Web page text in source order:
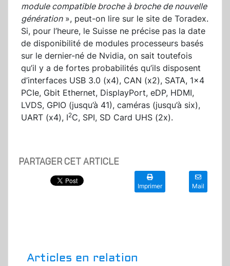
module compatible broche à broche de nouvelle
génération», peut-on lire sur le site de Toradex.
Si, pour l’heure, le Suisse ne précise pas la date
de disponibilité de modules processeurs basés
sur le dernier-né de Nvidia, on sait toutefois
qu’il y a de fortes probabilités qu’ils disposent
d’interfaces USB 3.0 (x4), CAN (x2), SATA, 1x4
PCIe, Gbit Ethernet, DisplayPort, eDP, HDMI,
LVDS, GPIO (jusqu’à 41), caméras (jusqu’à six),
UART (x4), I2C, SPI, SD Card UHS (2x).
PARTAGER CET ARTICLE
Imprimer Mail
Articles en relation